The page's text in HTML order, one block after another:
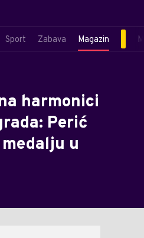
Sport Zabava Magazin
harmonici
Perić
u